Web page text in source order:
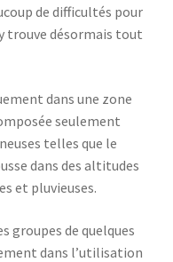
de difficultés pour
trouve désormais tout
dans une zone
seulement
telles que le
dans des altitudes
et pluvieuses.
groupes de quelques
dans l’utilisation